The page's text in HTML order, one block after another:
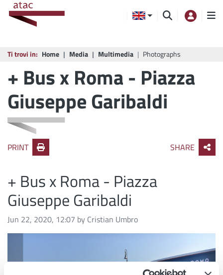
Ti trovi in: Home Media Multimedia Photographs
+ Bus x Roma - Piazza
Giuseppe Garibaldi
PRINT SHARE
+ Bus x Roma - Piazza
Giuseppe Garibaldi
Image taken on
Jun 22, 2020, 12:07 by Cristian Umbro